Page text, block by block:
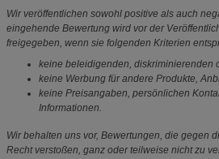
Wir veröffentlichen sowohl positive als auch
eingehende Bewertung wird vor der
freigegeben, wenn sie folgenden Kriterien
keine beleidigenden, diskriminierenden
keine Werbung für andere Produkte,
keine Preisangaben, persönlichen
Informationen.
Wir behalten uns vor, Bewertungen, die gegen
Recht verstoßen, ganz oder teilweise nicht zu